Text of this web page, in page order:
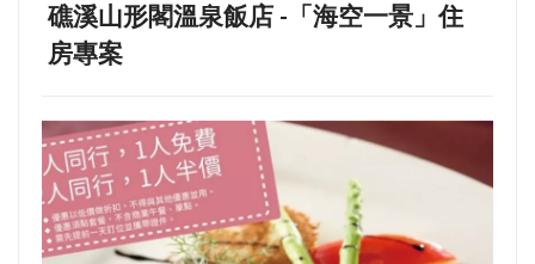
礁溪山形閣溫泉飯店 -「海空一景」住
房專案